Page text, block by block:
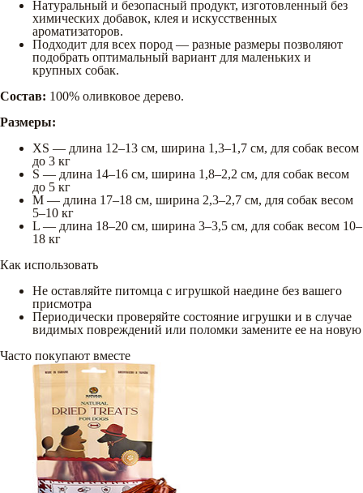
Натуральный и безопасный продукт, изготовленный без
химических добавок, клея и искусственных
ароматизаторов.
Подходит для всех пород — разные размеры позволяют
подобрать оптимальный вариант для маленьких и
крупных собак.
Состав: 100% оливковое дерево.
Размеры:
XS — длина 12–13 см, ширина 1,3–1,7 см, для собак весом
до 3 кг
S — длина 14–16 см, ширина 1,8–2,2 см, для собак весом
до 5 кг
M — длина 17–18 см, ширина 2,3–2,7 см, для собак весом
5–10 кг
L — длина 18–20 см, ширина 3–3,5 см, для собак весом 10–
18 кг
Как использовать
Не оставляйте питомца с игрушкой наедине без вашего
присмотра
Периодически проверяйте состояние игрушки и в случае
видимых повреждений или поломки замените ее на новую
Часто покупают вместе